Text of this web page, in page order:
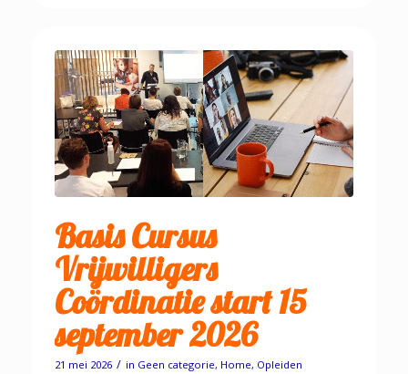
Basis Cursus
Vrijwilligers
Coördinatie start 15
september 2026
21 mei 2026 / in Geen categorie, Home, Opleiden